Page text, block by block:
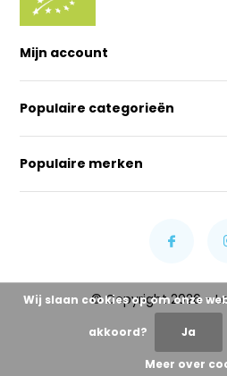
Mijn account
Populaire categorieën
Populaire merken
© Copyright 2026 -
Wij slaan cookies op om onze
akkoord? Ja
Meer over